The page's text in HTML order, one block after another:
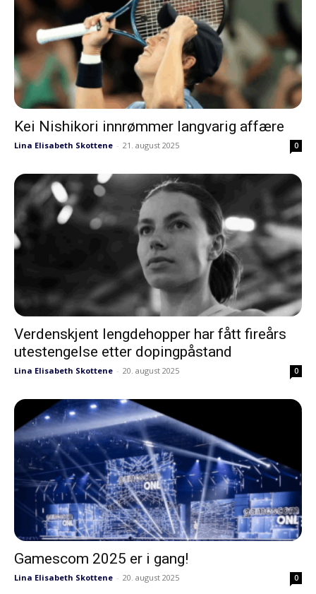
Kei Nishikori innrømmer langvarig affære
Lina Elisabeth Skottene - 21. august 2025 0
Verdenskjent lengdehopper har fått fireårs
utestengelse etter dopingpåstand
Lina Elisabeth Skottene - 20. august 2025 0
Gamescom 2025 er i gang!
Lina Elisabeth Skottene - 20. august 2025 0